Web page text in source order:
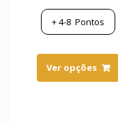
+4-8 Pontos
Ver opções